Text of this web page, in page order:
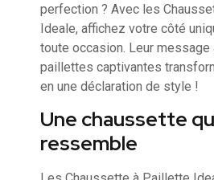
perfection ? Avec les
Ideale, affichez votre côté
toute occasion. Leur message
paillettes captivantes
en une déclaration de style !
Une chaussette
ressemble